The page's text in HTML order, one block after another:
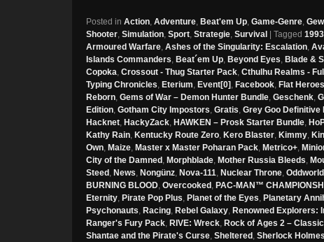
Posted in Action, Adventure, Beat'em Up, Game-Genre,
Shooter, Simulation, Sport, Strategie, Survival | Tagged
Armoured Warfare, Ashes of the Singularity: Escalation,
Islands Commanders, Beat´em Up, Beyond Eyes, Blade &
Copoka, Crossout - Thug Starter Pack, Cthulhu Realms -
Typing Chronicles, Eterium, Event[0], Facebook, Flat Heroes
Reborn, Gems of War – Demon Hunter Bundle, Geschenk,
Edition, Gotham City Impostors, Gratis, Grey Goo Definitive
Hacknet, HackyZack, HAWKEN – Prosk Starter Bundle,
Kathy Rain, Kentucky Route Zero, Kero Blaster, Kimmy,
Own, Maize, Master x Master Poharan Pack, Metrico+,
City of the Damned, Morphblade, Mother Russia Bleeds,
Steed, News, Nongünz, Nova-111, Nuclear Throne,
BURNING BLOOD, Overcooked, PAC-MAN™
Eternity, Pirate Pop Plus, Planet of the Eyes, Planetary
Psychonauts, Racing, Rebel Galaxy, Renowned Explorers:
Ranger's Fury Pack, RIVE: Wreck, Rock of Ages 2 –
Shantae and the Pirate's Curse, Sheltered, Sherlock